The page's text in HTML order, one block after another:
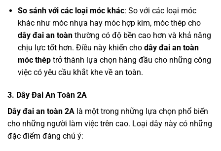
So sánh với các loại móc khác: So với các loại móc
khác như móc nhựa hay móc hợp kim, móc thép cho
dây đai an toànthường có độ bền cao hơn và khả năng
chịu lực tốt hơn. Điều này khiến cho dây đai an toàn
móc théptrở thành lựa chọn hàng đầu cho những công
việc có yêu cầu khắt khe về an toàn.
3. Dây Đai An Toàn 2A
Dây đai an toàn 2A là một trong những lựa chọn phổ biến
cho những người làm việc trên cao. Loại dây này có những
đặc điểm đáng chú ý: